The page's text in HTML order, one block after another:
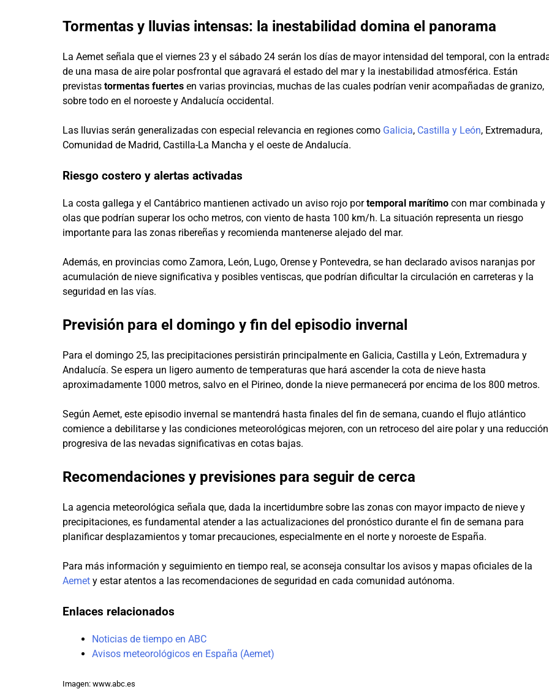
Tormentas y lluvias intensas: la inestabilidad domina el panorama
La Aemet señala que el viernes 23 y el sábado 24 serán los días de mayor intensidad del temporal, con la
de una masa de aire polar posfrontal que agravará el estado del mar y la inestabilidad atmosférica. Están
previstas tormentas fuertes en varias provincias, muchas de las cuales podrían venir acompañadas de granizo,
sobre todo en el noroeste y Andalucía occidental.
Las lluvias serán generalizadas con especial relevancia en regiones como Galicia, Castilla y León, Extremadura,
Comunidad de Madrid, Castilla-La Mancha y el oeste de Andalucía.
Riesgo costero y alertas activadas
La costa gallega y el Cantábrico mantienen activado un aviso rojo portemporal marítimo con mar combinada y
olas que podrían superar los ocho metros, con viento de hasta 100 km/h. La situación representa un riesgo
importante para las zonas ribereñas y recomienda mantenerse alejado del mar.
Además, en provincias como Zamora, León, Lugo, Orense y Pontevedra, se han declarado avisos naranjas por
acumulación de nieve significativa y posibles ventiscas, que podrían dificultar la circulación en carreteras y la
seguridad en las vías.
Previsión para el domingo y fin del episodio invernal
Para el domingo 25, las precipitaciones persistirán principalmente en Galicia, Castilla y León, Extremadura y
Andalucía. Se espera un ligero aumento de temperaturas que hará ascender la cota de nieve hasta
aproximadamente 1000 metros, salvo en el Pirineo, donde la nieve permanecerá por encima de los 800 metros.
Según Aemet, este episodio invernal se mantendrá hasta finales del fin de semana, cuando el flujo atlántico
comience a debilitarse y las condiciones meteorológicas mejoren, con un retroceso del aire polar y una reducción
progresiva de las nevadas significativas en cotas bajas.
Recomendaciones y previsiones para seguir de cerca
La agencia meteorológica señala que, dada la incertidumbre sobre las zonas con mayor impacto de nieve y
precipitaciones, es fundamental atender a las actualizaciones del pronóstico durante el fin de semana para
planificar desplazamientos y tomar precauciones, especialmente en el norte y noroeste de España.
Para más información y seguimiento en tiempo real, se aconseja consultar los avisos y mapas oficiales de la
Aemet y estar atentos a las recomendaciones de seguridad en cada comunidad autónoma.
Enlaces relacionados
Noticias de tiempo en ABC
Avisos meteorológicos en España (Aemet)
Imagen: www.abc.es